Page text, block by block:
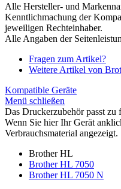
Alle Hersteller- und
Kenntlichmachung der
jeweiligen Rechteinhaber.
Alle Angaben der
Fragen zum Artikel?
Weitere Artikel von
Kompatible Geräte
Menü schließen
Das Druckerzubehör passt zu
Wenn Sie hier Ihr Gerät
Verbrauchsmaterial angezeigt.
Brother HL
Brother HL 7050
Brother HL 7050 N